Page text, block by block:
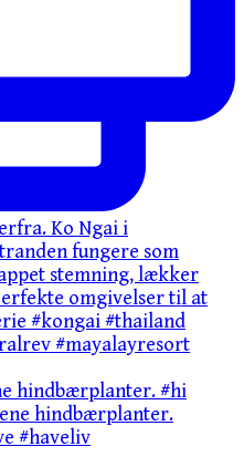
hindbærplanter. #hi